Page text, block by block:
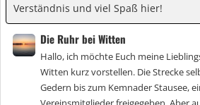
Verständnis und viel Spaß hier!
Die Ruhr bei Witten
Hallo, ich möchte Euch meine
Witten kurz vorstellen. Die Strecke
Gedern bis zum Kemnader Stausee,